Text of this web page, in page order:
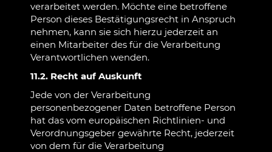
verarbeitet werden. Möchte eine betroffene
Person dieses Bestätigungsrecht in Anspruch
nehmen, kann sie sich hierzu jederzeit an
einen Mitarbeiter des für die Verarbeitung
Verantwortlichen wenden.
11.2. Recht auf Auskunft
Jede von der Verarbeitung
personenbezogener Daten betroffene Person
hat das vom europäischen Richtlinien- und
Verordnungsgeber gewährte Recht, jederzeit
von dem für die Verarbeitung